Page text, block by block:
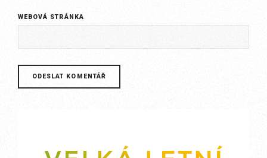
WEBOVÁ STRÁNKA